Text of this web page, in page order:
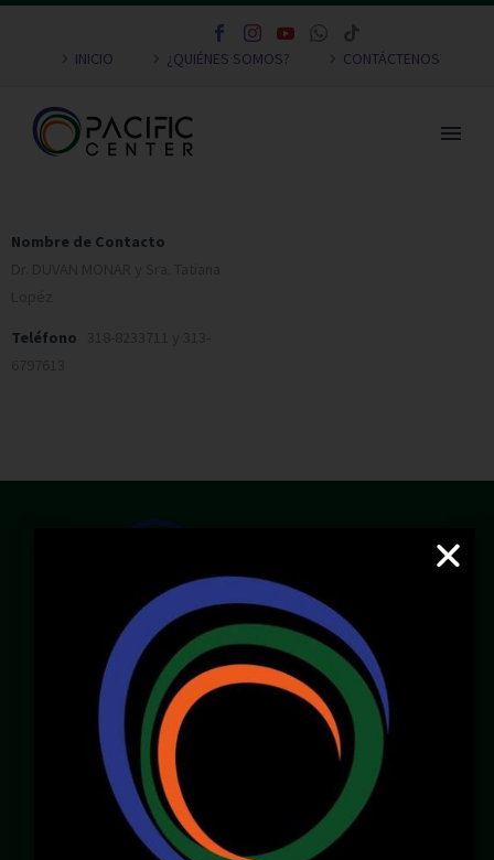
INICIO ¿QUIÉNES SOMOS? CONTÁCTENOS
Nombre de Contacto
Teléfono
servicioalcliente@pacificcenter.co
WhatsApp: 321 2609022
Dirección:
Calle 36N # 6A – 65
Zona Chipichape, Cali – Valle – Colombia
LOCALES DISPONIBLES
Chirly Gilaberth: